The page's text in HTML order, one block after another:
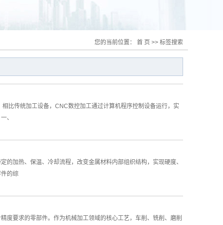
您的当前位置： 首 页 >> 标签搜索
比传统加工设备，CNC数控加工通过计算机程序控制设备运行，实
、
加热、保温、冷却流程，改变金属材料内部组织结构，实现硬度、
的综
度要求的零部件。作为机械加工领域的核心工艺，车削、铣削、磨削